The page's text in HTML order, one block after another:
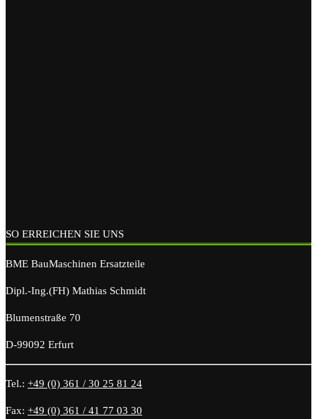
SO ERREICHEN SIE UNS
BME BauMaschinen Ersatzteile
Dipl.-Ing.(FH) Mathias Schmidt
Blumenstraße 70
D-99092 Erfurt
Tel.: +49 (0) 361 / 30 25 81 24
Fax: +49 (0) 361 / 41 77 03 30